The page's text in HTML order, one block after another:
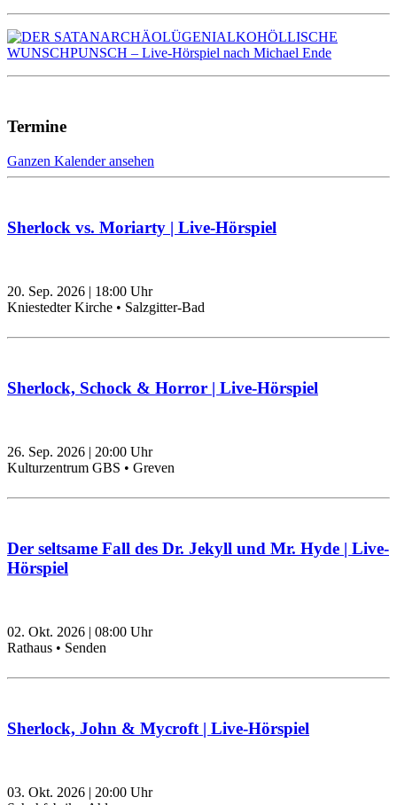
Termine
Ganzen Kalender ansehen
Sherlock vs. Moriarty | Live-Hörspiel
20. Sep. 2026 | 18:00 Uhr
Kniestedter Kirche • Salzgitter-Bad
Sherlock, Schock & Horror | Live-Hörspiel
26. Sep. 2026 | 20:00 Uhr
Kulturzentrum GBS • Greven
Der seltsame Fall des Dr. Jekyll und Mr. Hyde | Live-
Hörspiel
02. Okt. 2026 | 08:00 Uhr
Rathaus • Senden
Sherlock, John & Mycroft | Live-Hörspiel
03. Okt. 2026 | 20:00 Uhr